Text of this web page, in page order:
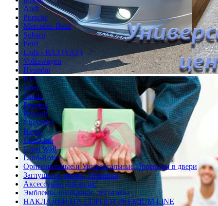
Audi
Porsche
Mercedes-Benz
Subaru
Ford
Lada - ВАЗ (VAZ)
Volkswagen
Hyundai
KIA
Opel
Skoda
Peugeot
Renault
Chevrolet
Haval
ChanGan
Great Wall
Land-Rover
Оригинальные и Универсальные Проекции в двери
Заглушки в ремни, Обманки
Аксессуары для колес
Эмблемы, шильдики, логотипы
НАКЛАДКИ НА ПОРОГИ PREMIUM LINE